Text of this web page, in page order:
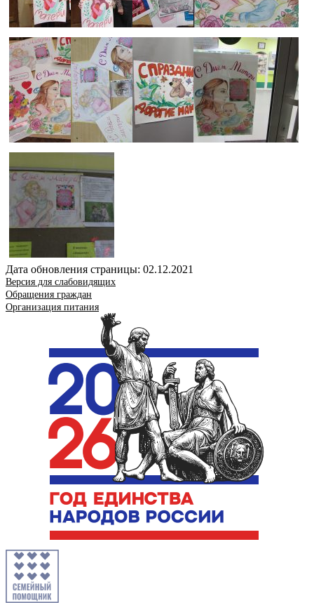
Дата обновления страницы: 02.12.2021
Версия для слабовидящих
Обращения граждан
Организация питания